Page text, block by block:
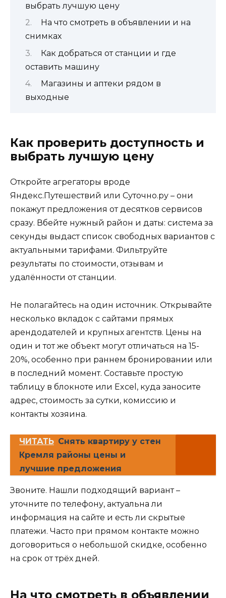
выбрать лучшую цену
На что смотреть в объявлении и на
снимках
Как добраться от станции и где
оставить машину
Магазины и аптеки рядом в
выходные
Как проверить доступность и
выбрать лучшую цену
Откройте агрегаторы вроде
Яндекс.Путешествий или Суточно.ру – они
покажут предложения от десятков сервисов
сразу. Вбейте нужный район и даты: система за
секунды выдаст список свободных вариантов с
актуальными тарифами. Фильтруйте
результаты по стоимости, отзывам и
удалённости от станции.
Не полагайтесь на один источник. Открывайте
несколько вкладок с сайтами прямых
арендодателей и крупных агентств. Цены на
один и тот же объект могут отличаться на 15-
20%, особенно при раннем бронировании или
в последний момент. Составьте простую
таблицу в блокноте или Excel, куда заносите
адрес, стоимость за сутки, комиссию и
контакты хозяина.
ЧИТАТЬ Снять квартиру у стен
Кремля районы цены и
лучшие предложения
Звоните. Нашли подходящий вариант –
уточните по телефону, актуальна ли
информация на сайте и есть ли скрытые
платежи. Часто при прямом контакте можно
договориться о небольшой скидке, особенно
на срок от трёх дней.
На что смотреть в объявлении